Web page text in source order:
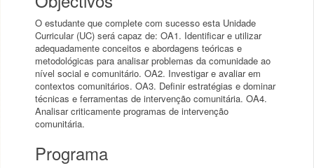
O estudante que complete com sucesso esta Unidade
Curricular (UC) será capaz de: OA1. Identificar e utilizar
adequadamente conceitos e abordagens teóricas e
metodológicas para analisar problemas da comunidade ao
nível social e comunitário. OA2. Investigar e avaliar em
contextos comunitários. OA3. Definir estratégias e dominar
técnicas e ferramentas de intervenção comunitária. OA4.
Analisar criticamente programas de intervenção
comunitária.
Programa